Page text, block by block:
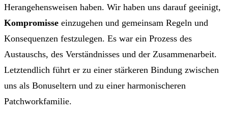
Herangehensweisen haben. Wir haben uns darauf geeinigt,
Kompromisse einzugehen und gemeinsam Regeln und
Konsequenzen festzulegen. Es war ein Prozess des
Austauschs, des Verständnisses und der Zusammenarbeit.
Letztendlich führt er zu einer stärkeren Bindung zwischen
uns als Bonuseltern und zu einer harmonischeren
Patchworkfamilie.